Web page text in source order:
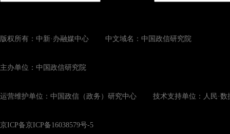
版权所有：中新·办融媒中心 中文域名：中国政信研究院
主办单位：中国政信研究院
运营维护单位：中国政信（政务）研究中心 技术支持单位：人民·数
京ICP备京ICP备16038579号-5